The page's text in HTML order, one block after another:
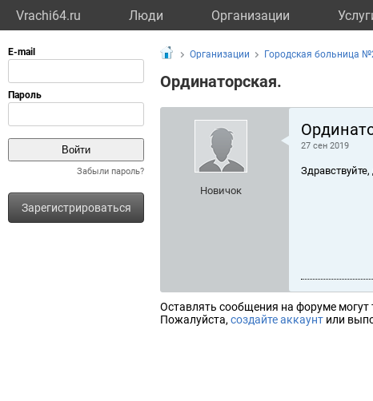
Vrachi64.ru Люди Организации
Забыли пароль?
Зарегистрироваться
Организации Городская больница
Ординаторская.
Новичок
27 сен 2019
Оставлять сообщения на форуме
Пожалуйста, создайте аккаунт или